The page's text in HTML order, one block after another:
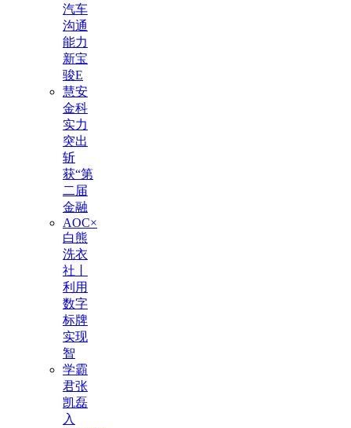
汽车
沟通
能力
新宝
骏E
慧安
金科
实力
突出
斩
获“第
二届
金融
AOC×
白熊
洗衣
社丨
利用
数字
标牌
实现
智
学霸
君张
凯磊
入